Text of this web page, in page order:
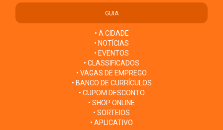
GUIA
• A CIDADE
• NOTÍCIAS
• EVENTOS
• CLASSIFICADOS
• VAGAS DE EMPREGO
• BANCO DE CURRÍCULOS
• CUPOM DESCONTO
• SHOP ONLINE
• SORTEIOS
• APLICATIVO